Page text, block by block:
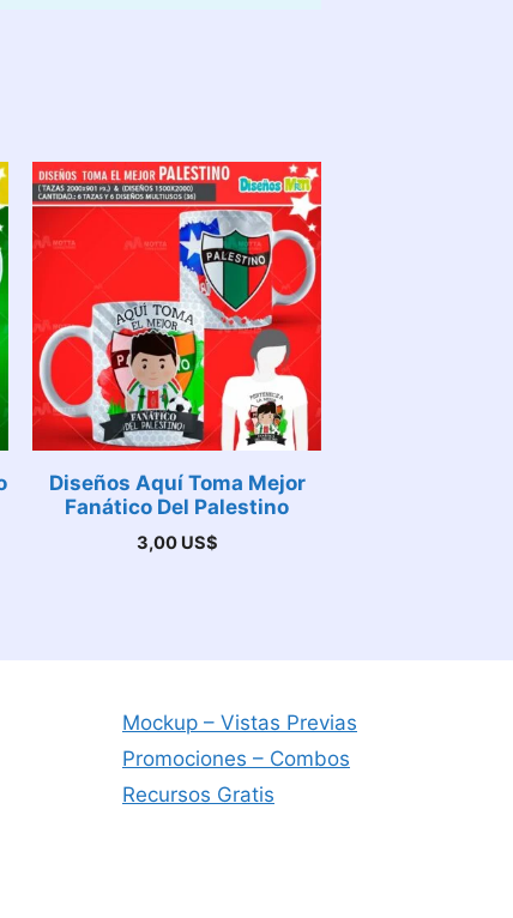
Diseños Aquí Toma Mejor
Fanático Del Palestino
3,00 US$
Mockup – Vistas Previas
Promociones – Combos
Recursos Gratis